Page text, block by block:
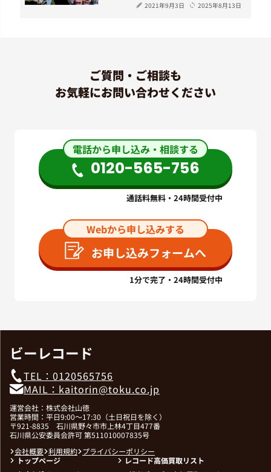
2021年9月3日
2025年8月13日
ご質問・ご相談も
お気軽にお問い合わせください
電話から申し込み・相談する
0120-565-756
通話料無料・24時間受付中
Webから申し込みする
お申し込みフォームへ
1分で完了・24時間受付中
ビーレコード
TEL：0120565756
MAIL：kaitorin@toku.co.jp
運営会社：株式会社山徳
営業時間：平日9:00～17:30（土日祝日を除く）
〒921-8835 石川県野々市市上林4丁目477番
石川県公安委員会許可 第511010007835号
会社概要 利用規約 プライバシーポリシー
トップページ
レコード高価買取リスト